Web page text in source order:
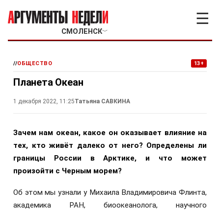
СМОЛЕНСК﹀
☰
//ОБЩЕСТВО 13+
Планета Океан
1 декабря 2022, 11:25Татьяна САВКИНА
Зачем нам океан, какое он оказывает влияние на
тех, кто живёт далеко от него? Определены ли
границы России в Арктике, и что может
произойти с Черным морем?
Об этом мы узнали у Михаила Владимировича Флинта,
академика РАН, биоокеанолога, научного